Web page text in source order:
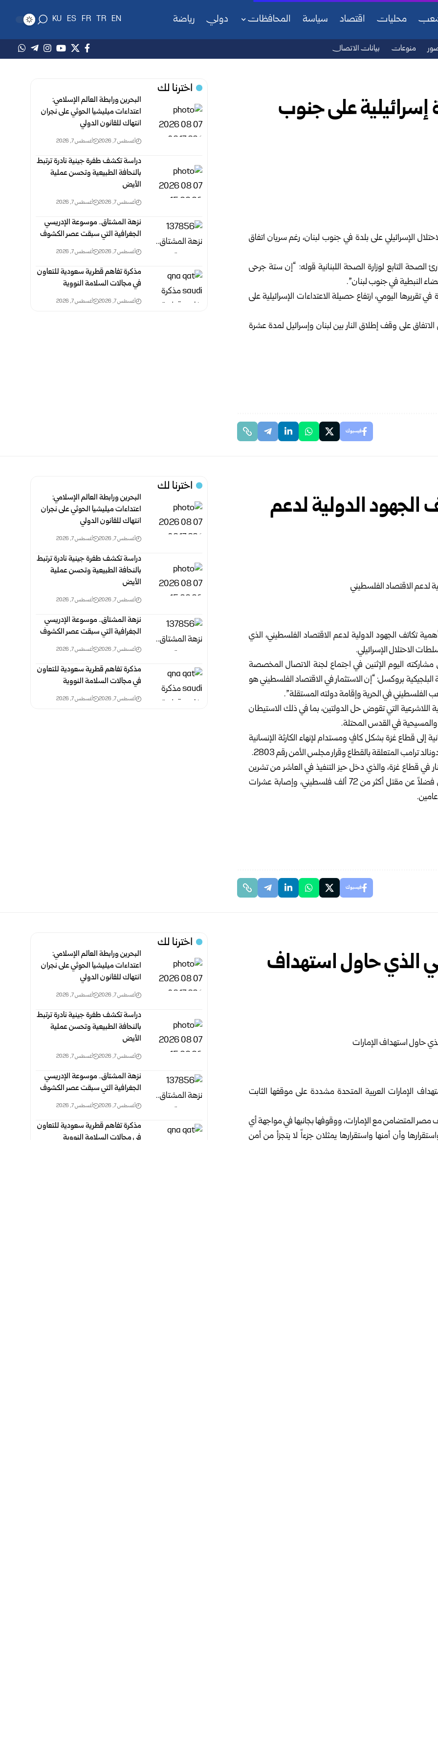
محليات اقتصاد سياسة المحافظات دولي رياضة EN
TR
FR
ES
KU
منوعات بيانات الاتصال
إسرائيلية على جنوب
الإسرائيلي على بلدة في جنوب لبنان، رغم سريان اتفاق
الصحة التابع لوزارة الصحة اللبنانية قوله: “إن ستة جرحى
النبطية في جنوب لبنان”.
تقريرها اليومي، ارتفاع حصيلة الاعتداءات الإسرائيلية على
على وقف إطلاق النار بين لبنان وإسرائيل لمدة عشرة
فيسبوك
اخترنا لك
البحرين ورابطة العالم الإسلامي:
اعتداءات ميليشيا الحوثي على نجران
انتهاك‏ للقانون الدولي
أغسطس 7, 2026 أغسطس 7, 2026
دراسة تكشف طفرة جينية نادرة ترتبط
بالنحافة الطبيعية وتحسن عملية
الأيض
أغسطس 7, 2026 أغسطس 7, 2026
نزهة المشتاق.. موسوعة الإدريسي
الجغرافية التي سبقت عصر الكشوف
أغسطس 7, 2026 أغسطس 7, 2026
مذكرة تفاهم قطرية سعودية للتعاون
في مجالات السلامة النووية
أغسطس 7, 2026 أغسطس 7, 2026
الدولية لدعم
تكاتف الجهود الدولية لدعم الاقتصاد الفلسطيني، الذي
الاحتلال الإسرائيلي.
مشاركته اليوم الإثنين في اجتماع لجنة الاتصال المخصصة
بروكسل: “إن الاستثمار في الاقتصاد الفلسطيني هو
الفلسطيني في الحرية وإقامة دولته المستقلة”.
اللاشرعية التي تقوض حل الدولتين، بما في ذلك الاستيطان
في القدس المحتلة.
إلى قطاع غزة بشكل كافٍ ومستدام لإنهاء الكارثة الإنسانية
ترامب المتعلقة بالقطاع وقرار مجلس الأمن رقم 2803.
في قطاع غزة، والذي دخل حيز التنفيذ في العاشر من تشرين
الأول 2025، ما أدى إلى مقتل وإصابة مئات الفلسطينيين فضلاً عن مقتل أكثر من 72 ألف فلسطيني، وإصابة عشرات
فيسبوك
اخترنا لك
البحرين ورابطة العالم الإسلامي:
اعتداءات ميليشيا الحوثي على نجران
انتهاك‏ للقانون الدولي
أغسطس 7, 2026 أغسطس 7, 2026
دراسة تكشف طفرة جينية نادرة ترتبط
بالنحافة الطبيعية وتحسن عملية
الأيض
أغسطس 7, 2026 أغسطس 7, 2026
نزهة المشتاق.. موسوعة الإدريسي
الجغرافية التي سبقت عصر الكشوف
أغسطس 7, 2026 أغسطس 7, 2026
مذكرة تفاهم قطرية سعودية للتعاون
في مجالات السلامة النووية
أغسطس 7, 2026 أغسطس 7, 2026
الذي حاول استهداف
الإمارات العربية المتحدة مشددة على موقفها الثابت
مصر المتضامن مع الإمارات، ووقوفها بجانبها في مواجهة أي
وأن أمنها واستقرارها يمثلان جزءاً لا يتجزأ من أمن
اخترنا لك
البحرين ورابطة العالم الإسلامي:
اعتداءات ميليشيا الحوثي على نجران
انتهاك‏ للقانون الدولي
أغسطس 7, 2026 أغسطس 7, 2026
دراسة تكشف طفرة جينية نادرة ترتبط
بالنحافة الطبيعية وتحسن عملية
الأيض
أغسطس 7, 2026 أغسطس 7, 2026
نزهة المشتاق.. موسوعة الإدريسي
الجغرافية التي سبقت عصر الكشوف
أغسطس 7, 2026 أغسطس 7, 2026
مذكرة تفاهم قطرية سعودية للتعاون
في مجالات السلامة النووية